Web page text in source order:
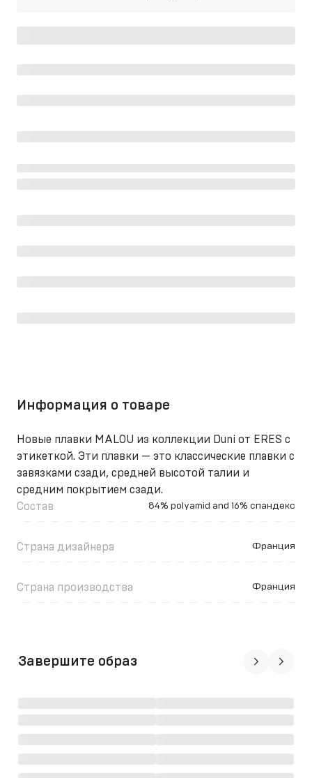
Информация о товаре
Новые плавки MALOU из коллекции Duni от ERES с
этикеткой. Эти плавки — это классические плавки с
завязками сзади, средней высотой талии и
средним покрытием сзади.
Состав
84% polyamid and 16% спандекс
Страна дизайнера Франция
Страна производства Франция
Завершите образ